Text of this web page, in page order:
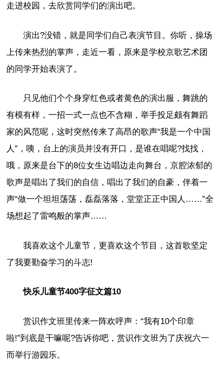
走进校园，去欣赏同学们的演出吧。
演出?没错，就是同学们自己表演节目。你听，操场
上传来热烈的掌声，走近一看，原来是学校京歌艺术团
的同学开始表演了。
只见他们个个身穿红色或者黄色的演出服，舞跳的
有模有样，一招一式一点也不含糊，举手投足颇有舞蹈
家的风范呢，这时突然传来了高昂的歌声“我是一个中国
人”，咦，台上的演员并没有开口，是谁在唱呢?找找，
哦，原来是台下的8位女生边唱边走向舞台，京腔浓郁的
歌声是唱出了我们的自信，唱出了我们的自豪，伴着一
声“做一个坦坦荡荡，磊磊落落，堂堂正正中国人……”全
场想起了雷鸣般的掌声……
我喜欢这个儿童节，更喜欢这个节目，这首歌坚定
了我要勤奋学习的斗志!
快乐儿童节400字征文篇10
赏识作文班里传来一阵欢呼声：“我有10个印章
啦!”到底是干嘛呢?告诉你吧，赏识作文班为了庆祝六一
而举行游园乐。